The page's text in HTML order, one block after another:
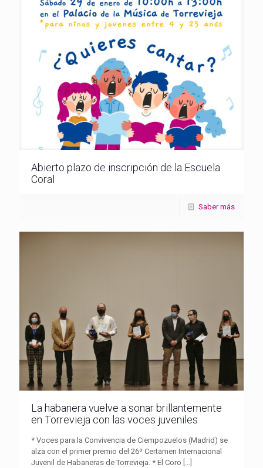
Abierto plazo de inscripción de la Escuela
Coral
Saber más
La habanera vuelve a sonar brillantemente
en Torrevieja con las voces juveniles
* Voces para la Convivencia de Ciempozuelos (Madrid) se
alza con el primer premio del 26º Certamen Internacional
Juvenil de Habaneras de Torrevieja. * El Coro […]